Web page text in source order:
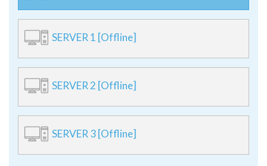
SERVER 1 [Offline]
SERVER 2 [Offline]
SERVER 3 [Offline]